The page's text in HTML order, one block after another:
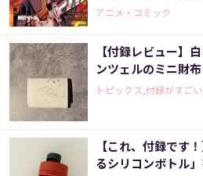
アニメ・コミック
【付録レビュー】
ンツェルのミニ財
トピックス,付録がすご
【これ、付録です
るシリコンボトル